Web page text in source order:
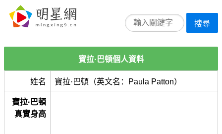
搜尋
寶拉·巴頓個人資料
姓名 寶拉·巴頓（英文名：Paula Patton）
寶拉·巴頓
真實身高